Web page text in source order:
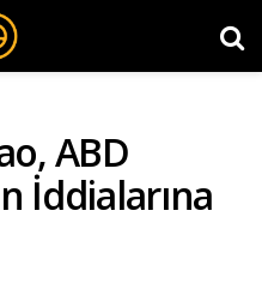
ABD
İddialarına